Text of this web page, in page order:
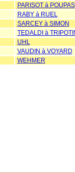
PARISOT à POUPAS
RABY à RUEL
SARCEY à SIMON
TEDALDI à
UHL
VAUDIN à VOYARD
WEHMER